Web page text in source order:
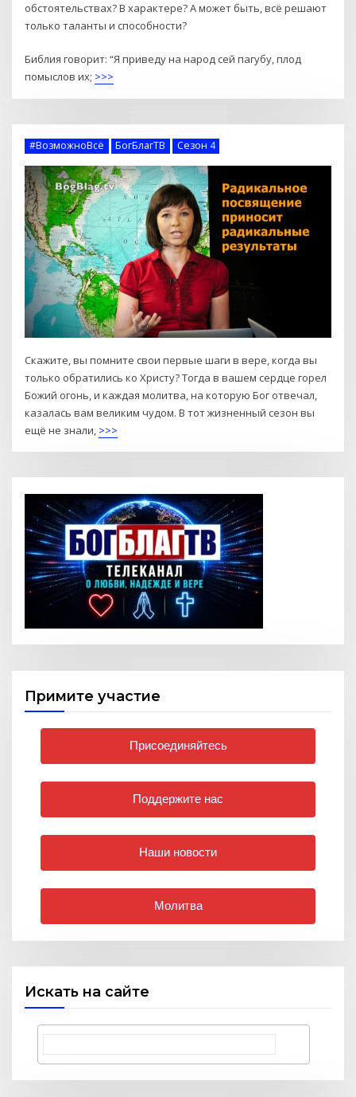
обстоятельствах? В характере? А может быть, всё решают
только таланты и способности?
Библия говорит: “Я приведу на народ сей пагубу, плод
помыслов их; >>>
#ВозможноВсё БогБлагТВ Сезон 4
Скажите, вы помните свои первые шаги в вере, когда вы
только обратились ко Христу? Тогда в вашем сердце горел
Божий огонь, и каждая молитва, на которую Бог отвечал,
казалась вам великим чудом. В тот жизненный сезон вы
ещё не знали, >>>
Примите участие
Присоединяйтесь
Поддержите нас
Наши новости
Молитва
Искать на сайте